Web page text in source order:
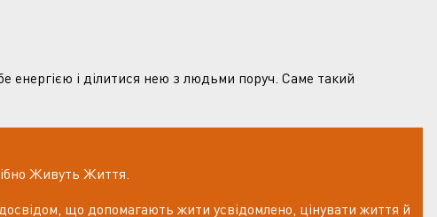
енергією і ділитися нею з людьми поруч. Саме такий
Живуть Життя.
що допомагають жити усвідомлено, цінувати життя й